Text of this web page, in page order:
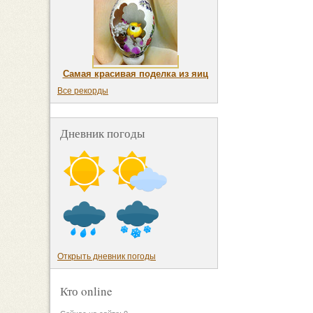
Самая красивая поделка из яиц
Все рекорды
Дневник погоды
Открыть дневник погоды
Кто online